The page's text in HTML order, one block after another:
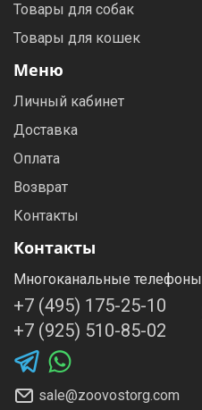
Товары для собак
Товары для кошек
Меню
Личный кабинет
Доставка
Оплата
Возврат
Контакты
Контакты
Многоканальные телефоны
+7 (495) 175-25-10
+7 (925) 510-85-02
sale@zoovostorg.com